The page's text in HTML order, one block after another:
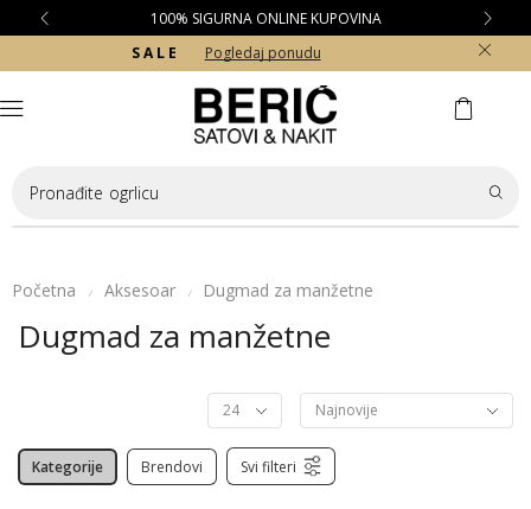
100% SIGURNA ONLINE KUPOVINA
S A L E
Pogledaj ponudu
Pronađite ogrlicu
Početna / Aksesoar / Dugmad za manžetne
Dugmad za manžetne
Kategorije Brendovi Svi filteri